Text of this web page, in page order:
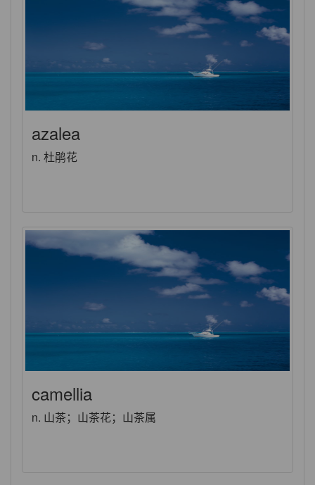
azalea
n. 杜鹃花
camellia
n. 山茶；山茶花；山茶属